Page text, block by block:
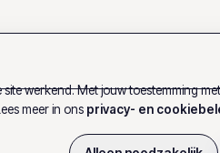
werkend. Met jouw toestemming
meer in ons privacy- en